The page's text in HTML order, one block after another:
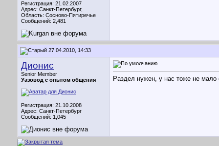
Регистрация: 21.02.2007
Адрес: Санкт-Петербург,
Область: Сосново-Пятиречье
Сообщений: 2,481
27.04.2010, 14:33
Дионис
Senior Member
Уазовод с опытом общения
Регистрация: 21.10.2008
Адрес: Санкт-Петербург
Сообщений: 1,045
Раздел нужен, у нас тоже не мало